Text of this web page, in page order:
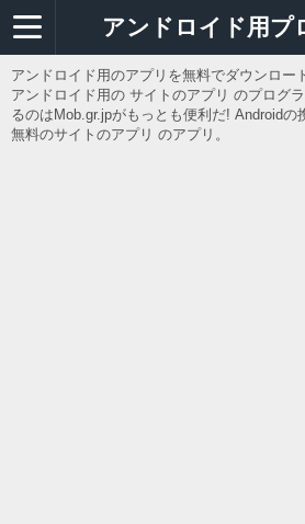
アンドロイド用プ
アンドロイド用のアプリを無料でダウンロー
アンドロイド用の サイトのアプリ のプログ
るのはMob.gr.jpがもっとも便利だ! Androidの
無料のサイトのアプリ のアプリ。